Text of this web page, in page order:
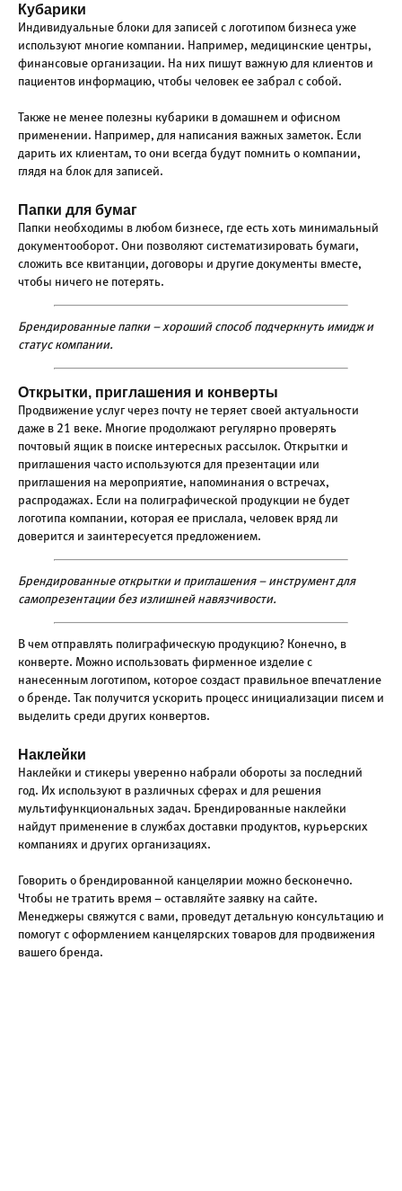
Кубарики
Индивидуальные блоки для записей с логотипом бизнеса уже
используют многие компании. Например, медицинские центры,
финансовые организации. На них пишут важную для клиентов и
пациентов информацию, чтобы человек ее забрал с собой.
Также не менее полезны кубарики в домашнем и офисном
применении. Например, для написания важных заметок. Если
дарить их клиентам, то они всегда будут помнить о компании,
глядя на блок для записей.
Папки для бумаг
Папки необходимы в любом бизнесе, где есть хоть минимальный
документооборот. Они позволяют систематизировать бумаги,
сложить все квитанции, договоры и другие документы вместе,
чтобы ничего не потерять.
Брендированные папки – хороший способ подчеркнуть имидж и
статус компании.
Открытки, приглашения и конверты
Продвижение услуг через почту не теряет своей актуальности
даже в 21 веке. Многие продолжают регулярно проверять
почтовый ящик в поиске интересных рассылок. Открытки и
приглашения часто используются для презентации или
приглашения на мероприятие, напоминания о встречах,
распродажах. Если на полиграфической продукции не будет
логотипа компании, которая ее прислала, человек вряд ли
доверится и заинтересуется предложением.
Брендированные открытки и приглашения – инструмент для
самопрезентации без излишней навязчивости.
В чем отправлять полиграфическую продукцию? Конечно, в
конверте. Можно использовать фирменное изделие с
нанесенным логотипом, которое создаст правильное впечатление
о бренде. Так получится ускорить процесс инициализации писем и
выделить среди других конвертов.
Наклейки
Наклейки и стикеры уверенно набрали обороты за последний
год. Их используют в различных сферах и для решения
мультифункциональных задач. Брендированные наклейки
найдут применение в службах доставки продуктов, курьерских
компаниях и других организациях.
Говорить о брендированной канцелярии можно бесконечно.
Чтобы не тратить время – оставляйте заявку на сайте.
Менеджеры свяжутся с вами, проведут детальную консультацию и
помогут с оформлением канцелярских товаров для продвижения
вашего бренда.